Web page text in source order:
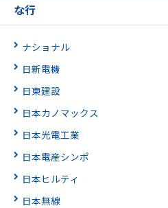
な行
ナショナル
日新電機
日東建設
日本カノマックス
日本光電工業
日本電産シンポ
日本ヒルティ
日本無線